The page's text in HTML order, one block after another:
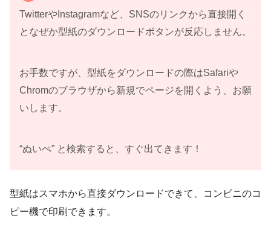
TwitterやInstagramなど、SNSのリンクから直接開く
となぜか型紙のダウンロードボタンが反応しません。
お手数ですが、型紙をダウンロードの際はSafariや
Chromのブラウザから新規でページを開くよう、お願
いします。
“ぬいぺ” と検索すると、すぐ出てきます！
型紙はスマホから直接ダウンロードできて、コンビニのコ
ピー機で印刷できます。